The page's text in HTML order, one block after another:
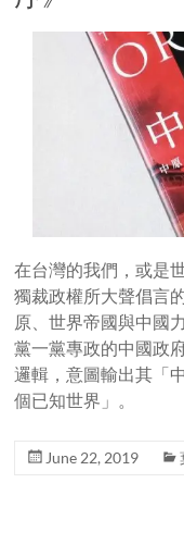
在台灣的我們，或是
獨裁政權所大聲倡言
原、世界帝國與中國
黨一黨專政的中國政
邏輯，意圖輸出其「
個已知世界」。
June 22, 2019